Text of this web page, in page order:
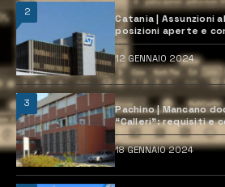
2
Catania | Assunzioni
posizioni aperte e
12 GENNAIO 2024
3
Pachino | Mancano
“Calleri”: requisiti e
18 GENNAIO 2024